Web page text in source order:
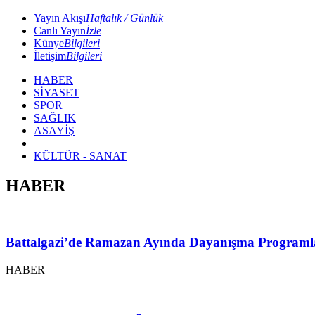
Yayın AkışıHaftalık / Günlük
Canlı Yayınİzle
KünyeBilgileri
İletişimBilgileri
HABER
SİYASET
SPOR
SAĞLIK
ASAYİŞ
KÜLTÜR - SANAT
HABER
Battalgazi’de Ramazan Ayında Dayanışma
HABER